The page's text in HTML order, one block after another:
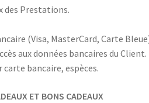
des Prestations.
(Visa, MasterCard, Carte
aux données bancaires du Client.
bancaire, espèces.
ET BONS CADEAUX